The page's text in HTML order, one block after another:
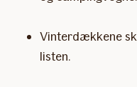
Vinterdækkene
listen.